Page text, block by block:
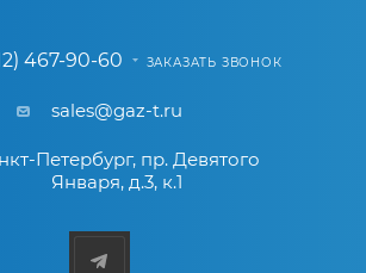
467-90-60 ЗАКАЗАТЬ ЗВОНОК
sales@gaz-t.ru
Петербург, пр. Девятого
Января, д.3, к.1